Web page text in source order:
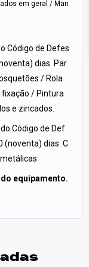
em geral / Man
Código de Defes
dias. Par
/ Rola
/ Pintura
e zincados.
Código de Def
(noventa) dias. C
equipamento.